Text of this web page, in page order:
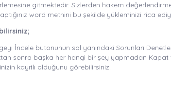
gitmektedir. Sizlerden hakem
word metnini bu şekilde yükleminizi rica
İncele butonunun sol yanındaki Sorunları Denetle
sonra başka her hangi bir şey yapmadan Kapat
kayıtlı olduğunu görebilirsiniz.